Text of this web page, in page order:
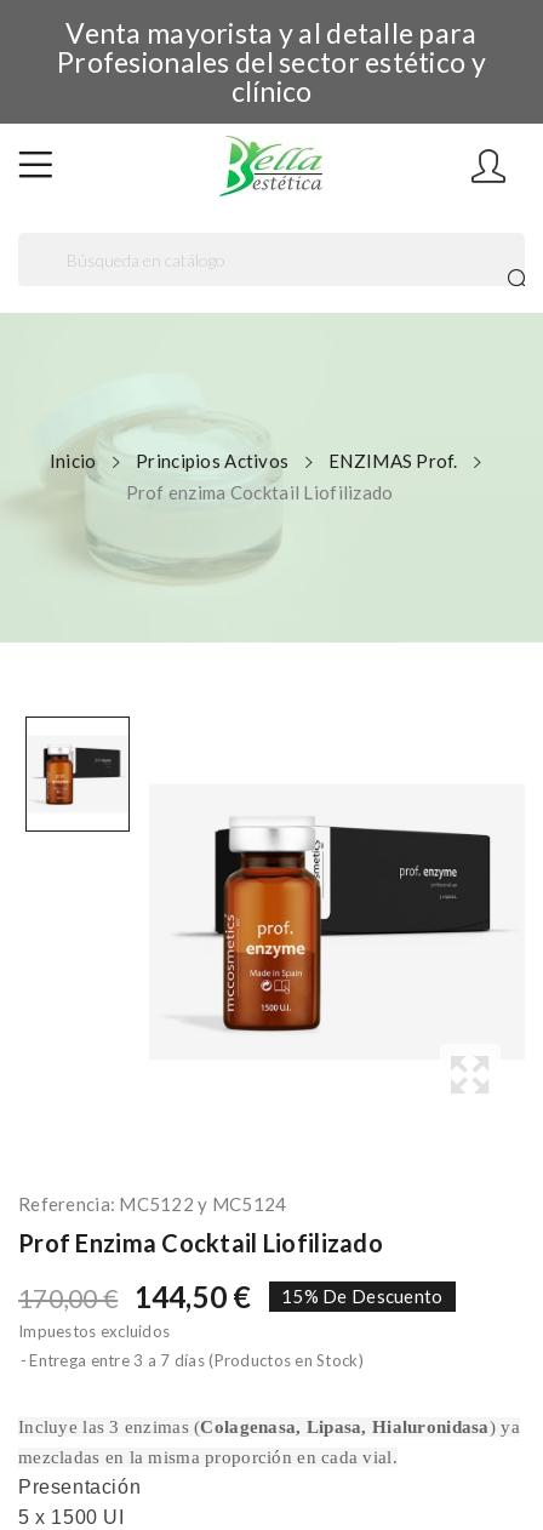
Venta mayorista y al detalle para
Profesionales del sector estético y
clínico
Inicio Principios Activos
ENZIMAS Prof.
Prof enzima Cocktail Liofilizado
Referencia: MC5122 y MC5124
Prof Enzima Cocktail Liofilizado
170,00 € 144,50 € 15% De Descuento
Impuestos excluidos
Entrega entre 3 a 7 días (Productos en Stock)
Incluye las 3 enzimas (Colagenasa, Lipasa, Hialuronidasa) ya
mezcladas en la misma proporción en cada vial.
Presentación
5 x 1500 UI